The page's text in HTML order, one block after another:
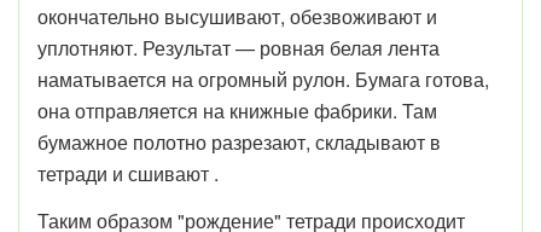
окончательно высушивают, обезвоживают и
уплотняют. Результат — ровная белая лента
наматывается на огромный рулон. Бумага готова,
она отправляется на книжные фабрики. Там
бумажное полотно разрезают, складывают в
тетради и сшивают .
Таким образом "рождение" тетради происходит